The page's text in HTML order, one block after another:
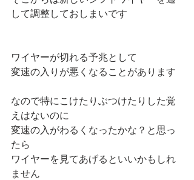
して調整しておしまいです
ワイヤーが切れる予兆として
変速の入りが悪くなることがあります
なので特にこけたりぶつけたりした覚
えはないのに
変速の入がわるくなったかな？と思っ
たら
ワイヤーを見てあげるといいかもしれ
ません